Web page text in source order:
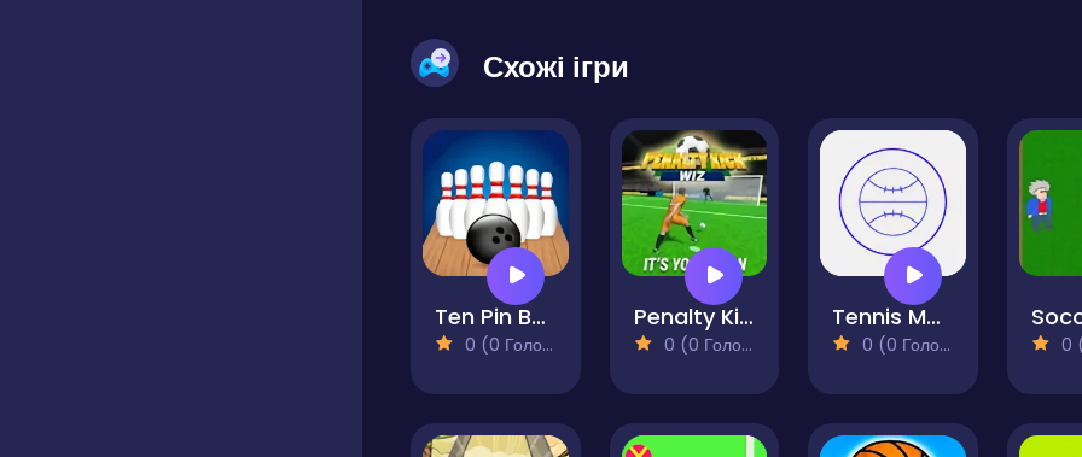
Схожі ігри
Ten Pin Bowling
0 (0 Голосів)
Penalty Kick Wiz
0 (0 Голосів)
Tennis Mania
0 (0 Голосів) 0